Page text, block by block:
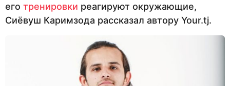
его тренировки реагируют окружающие,
Сиёвуш Каримзода рассказал автору Your.tj.